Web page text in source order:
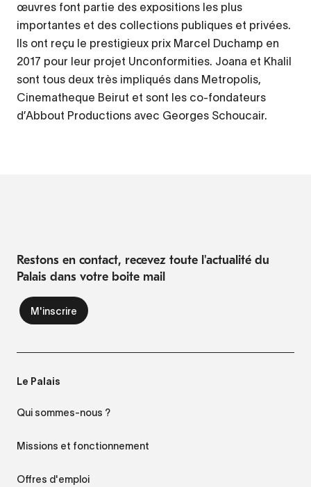
œuvres font partie des expositions les plus
importantes et des collections publiques et privées.
Ils ont reçu le prestigieux prix Marcel Duchamp en
2017 pour leur projet Unconformities. Joana et Khalil
sont tous deux très impliqués dans Metropolis,
Cinematheque Beirut et sont les co-fondateurs
d’Abbout Productions avec Georges Schoucair.
Restons en contact, recevez toute l'actualité du
Palais dans votre boite mail
Le Palais
Qui sommes-nous ?
Missions et fonctionnement
Offres d'emploi